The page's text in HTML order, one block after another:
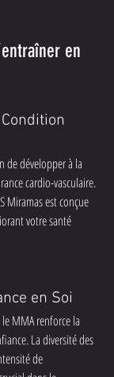
en
de développer à la
cardio-vasculaire.
Miramas est conçue
votre santé
en Soi
MMA renforce la
La diversité des
de